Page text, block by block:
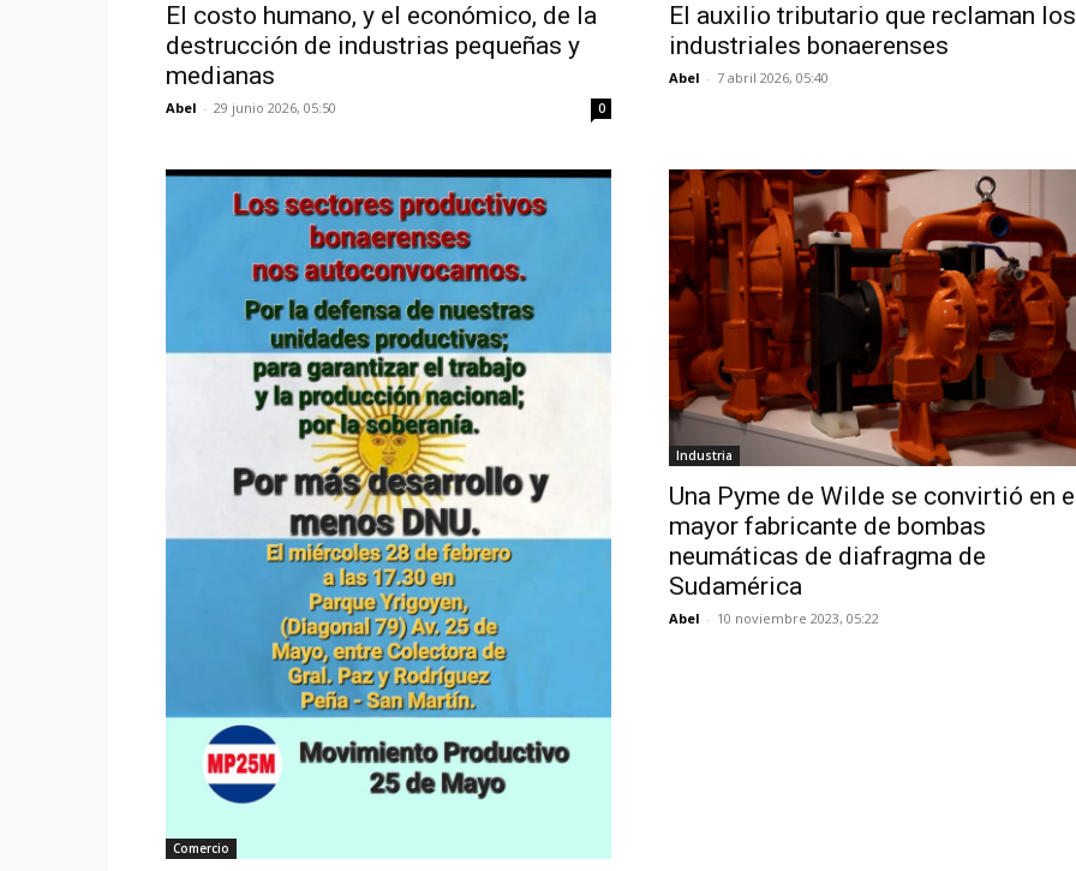
El costo humano, y el económico, de la
destrucción de industrias pequeñas y
medianas
Abel - 29 junio 2026, 05:50 0
El auxilio tributario que reclaman los
industriales bonaerenses
Abel - 7 abril 2026, 05:40
Comercio
Industria
Una Pyme de Wilde se convirtió en
mayor fabricante de bombas
neumáticas de diafragma de
Sudamérica
Abel - 10 noviembre 2023, 05:22